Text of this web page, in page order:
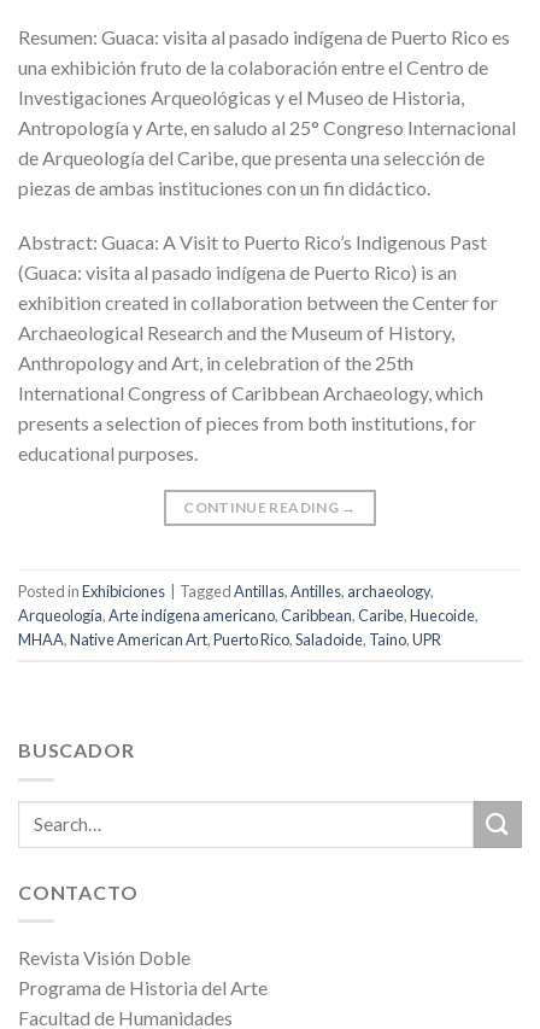
Resumen: Guaca: visita al pasado indígena de Puerto Rico es
una exhibición fruto de la colaboración entre el Centro de
Investigaciones Arqueológicas y el Museo de Historia,
Antropología y Arte, en saludo al 25° Congreso Internacional
de Arqueología del Caribe, que presenta una selección de
piezas de ambas instituciones con un fin didáctico.
Abstract: Guaca: A Visit to Puerto Rico’s Indigenous Past
(Guaca: visita al pasado indígena de Puerto Rico) is an
exhibition created in collaboration between the Center for
Archaeological Research and the Museum of History,
Anthropology and Art, in celebration of the 25th
International Congress of Caribbean Archaeology, which
presents a selection of pieces from both institutions, for
educational purposes.
CONTINUE READING →
Posted inExhibiciones TaggedAntillas,Antilles, archaeology,
Arqueología,Arte indígena americano,Caribbean,Caribe,Huecoide,
MHAA,Native American Art,Puerto Rico,Saladoide, Taino,UPR
BUSCADOR
CONTACTO
Revista Visión Doble
Programa de Historia del Arte
Facultad de Humanidades